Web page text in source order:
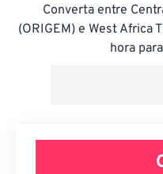
Converta entre
(ORIGEM) e West Africa
hora